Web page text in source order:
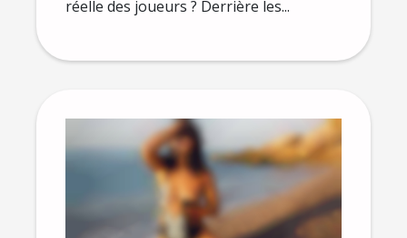
réelle des joueurs ? Derrière les...